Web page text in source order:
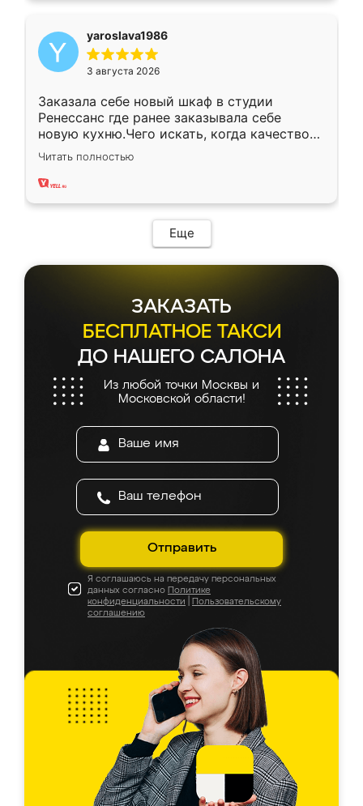
yaroslava1986
3 августа 2026
Заказала себе новый шкаф в студии
Ренессанс где ранее заказывала себе
новую кухню.Чего искать, когда качеством
вполне довольна. Служит кухня уже почти
два года, нареканий нет.
Читать полностью
Еще
ЗАКАЗАТЬ
БЕСПЛАТНОЕ ТАКСИ
ДО НАШЕГО САЛОНА
Из любой точки Москвы и
Московской области!
Отправить
Я соглашаюсь на передачу персональных
данных согласно Политике
конфиденциальности
Пользовательскому
соглашению